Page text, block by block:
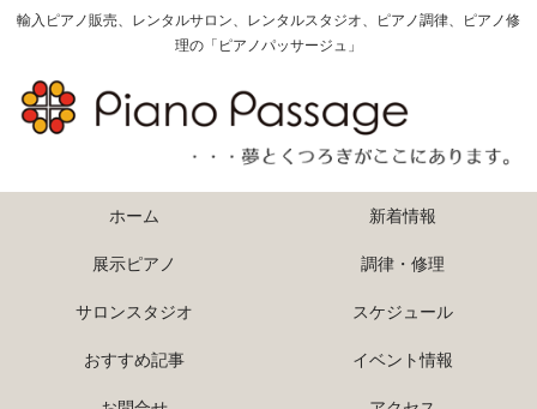
輸入ピアノ販売、レンタルサロン、レンタルスタジオ、ピアノ調律、ピアノ修
理の「ピアノパッサージュ」
ホーム 新着情報
展示ピアノ 調律・修理
サロンスタジオ スケジュール
おすすめ記事 イベント情報